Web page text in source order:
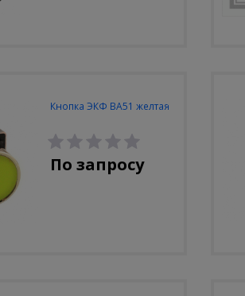
Кнопка ЭКФ BA51 желтая
По запросу